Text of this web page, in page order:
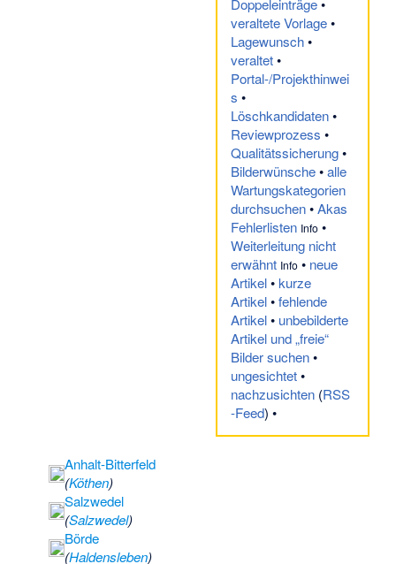
Horla im Südharz
Bomsdorf
(Gräfenhainichen)
Bresker Forst östlich
Oranienbaum·
Bronzehort von
Frankleben·
Brumbach (Wipper)
Brummeckebach·
Brummtal bei
Quenstedt·
Buchenwald östlich
Klötze·
Buchenwaldgebiet
und Hammerbachtal
in der Dübener
Heide·
Buchenwälder um
Stolberg·
Burgenland-
Gymnasium Laucha
·Burgesroth und
Laubwälder bei
Ballenstedt·
Doppeleinträge•
veraltete Vorlage•
Lagewunsch•
veraltet•
Portal-/Projekthinwei
s •
Löschkandidaten•
Reviewprozess •
Qualitätssicherung•
Bilderwünsche•alle
Wartungskategorien
durchsuchen•Akas
Fehlerlisten Info •
Weiterleitung nicht
erwähnt Info • neue
Artikel•kurze
Artikel•fehlende
Artikel• unbebilderte
Artikel und „freie“
Bilder suchen•
ungesichtet•
nachzusichten (RSS
-Feed) •
Anhalt-Bitterfeld
(Köthen)
Salzwedel
(Salzwedel)
Börde
(Haldensleben)